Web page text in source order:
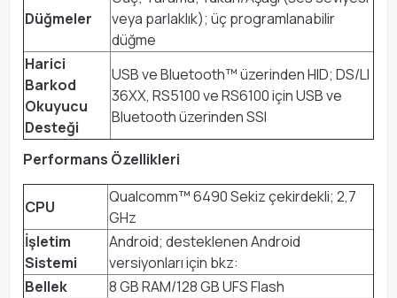
Düğmeler
veya parlaklık); üç programlanabilir
düğme
Harici
Barkod
Okuyucu
Desteği
USB ve Bluetooth™ üzerinden HID; DS/LI
36XX, RS5100 ve RS6100 için USB ve
Bluetooth üzerinden SSI
Performans Özellikleri
CPU
Qualcomm™ 6490 Sekiz çekirdekli; 2,7
GHz
İşletim
Sistemi
Android; desteklenen Android
versiyonları için bkz:
Bellek
8 GB RAM/128 GB UFS Flash